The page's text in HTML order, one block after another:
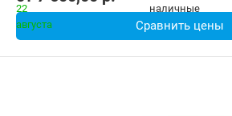
Сравнить цены